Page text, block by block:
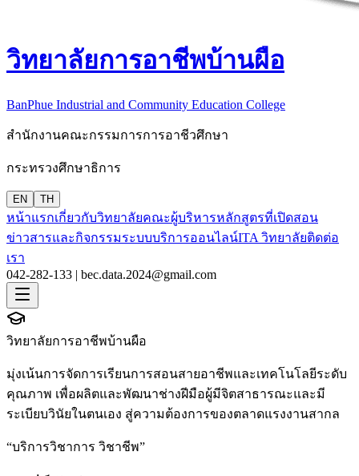
วิทยาลัยการอาชีพบ้านผือ
BanPhue Industrial and Community Education College
สำนักงานคณะกรรมการการอาชีวศึกษา
กระทรวงศึกษาธิการ
EN TH
หน้าแรกเกี่ยวกับวิทยาลัยคณะผู้บริหารหลักสูตรที่เปิดสอน
ข่าวสารและกิจกรรมระบบบริการออนไลน์ITA วิทยาลัยติดต่อ
เรา
042-282-133 | bec.data.2024@gmail.com
วิทยาลัยการอาชีพบ้านผือ
มุ่งเน้นการจัดการเรียนการสอนสายอาชีพและเทคโนโลยีระดับ
คุณภาพ เพื่อผลิตและพัฒนาช่างฝีมือผู้มีจิตสาธารณะและมี
ระเบียบวินัยในตนเอง สู่ความต้องการของตลาดแรงงานสากล
“บริการวิชาการ วิชาชีพ”